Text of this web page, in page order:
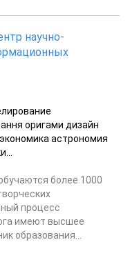
научно-
оригами дизайн
астрономия
более 1000
процесс
имеют высшее
образования...